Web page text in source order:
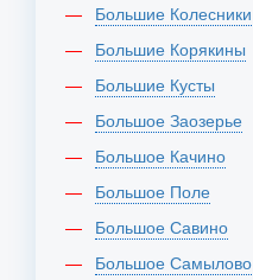
Большие Колесники
Большие Корякины
Большие Кусты
Большое Заозерье
Большое Качино
Большое Поле
Большое Савино
Большое Самылово